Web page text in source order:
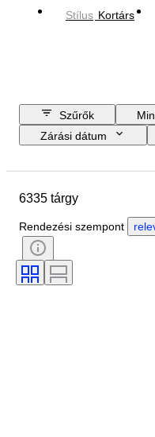
Stílus Kortárs
Szűrők
Zárási dátum
Téma
Eladta
6335 tárgy
Rendezési szempont